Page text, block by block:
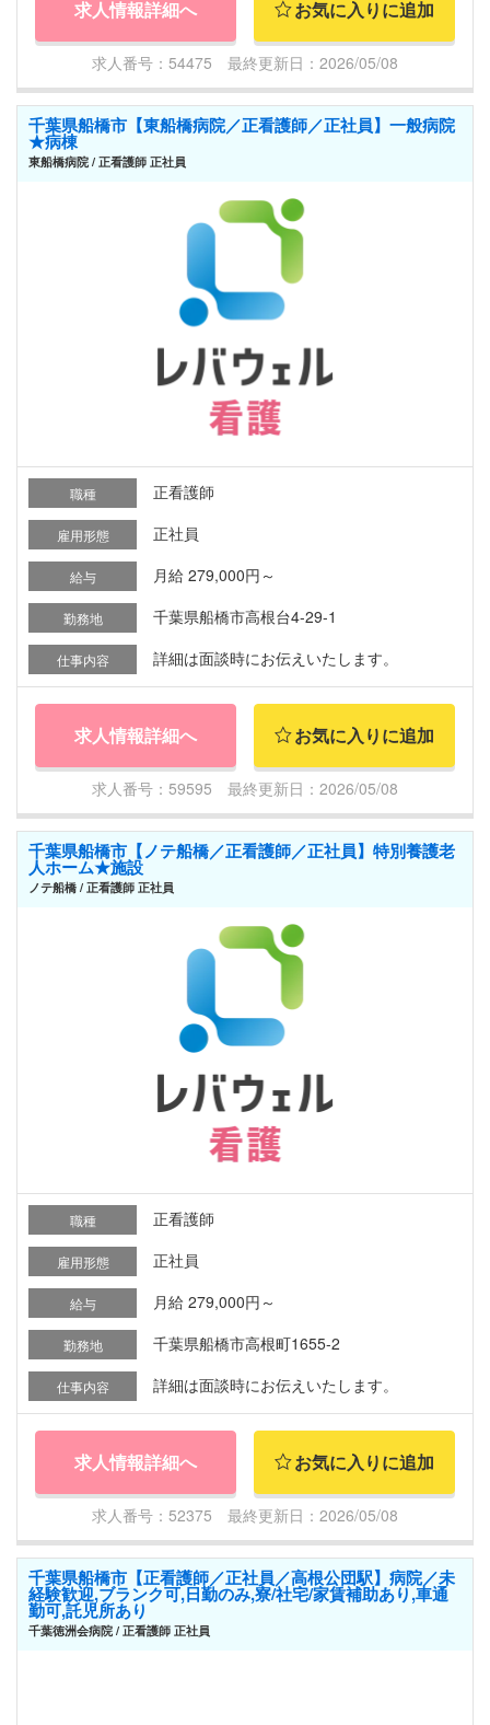
求人情報詳細へ お気に入りに追加
求人番号：54475 最終更新日：2026/05/08
千葉県船橋市【東船橋病院／正看護師／正社員】一般病院
★病棟
東船橋病院 / 正看護師 正社員
職種 正看護師
雇用形態 正社員
給与 月給 279,000円～
勤務地 千葉県船橋市高根台4-29-1
仕事内容 詳細は面談時にお伝えいたします。
求人情報詳細へ お気に入りに追加
求人番号：59595 最終更新日：2026/05/08
千葉県船橋市【ノテ船橋／正看護師／正社員】特別養護老
人ホーム★施設
ノテ船橋 / 正看護師 正社員
職種 正看護師
雇用形態 正社員
給与 月給 279,000円～
勤務地 千葉県船橋市高根町1655-2
仕事内容 詳細は面談時にお伝えいたします。
求人情報詳細へ お気に入りに追加
求人番号：52375 最終更新日：2026/05/08
千葉県船橋市【正看護師／正社員／高根公団駅】病院／未
経験歓迎,ブランク可,日勤のみ,寮/社宅/家賃補助あり,車通
勤可,託児所あり
千葉徳洲会病院 / 正看護師 正社員